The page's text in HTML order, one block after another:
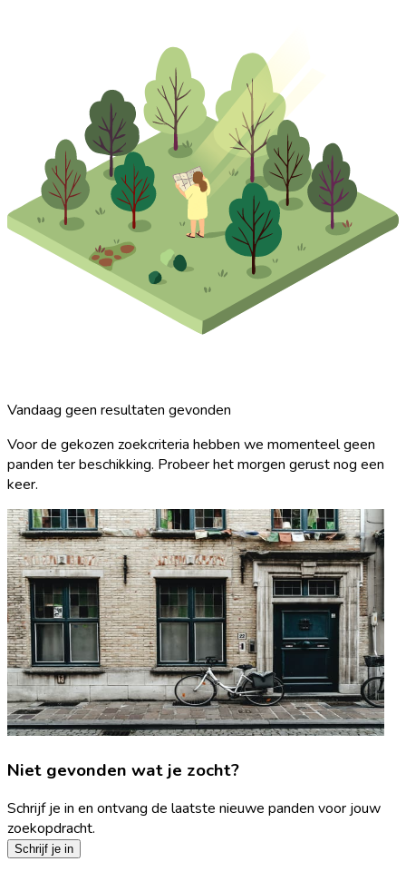
Vandaag geen resultaten gevonden
Voor de gekozen zoekcriteria hebben we momenteel geen
panden ter beschikking. Probeer het morgen gerust nog een
keer.
Niet gevonden wat je zocht?
Schrijf je in en ontvang de laatste nieuwe panden voor jouw
zoekopdracht.
Schrijf je in